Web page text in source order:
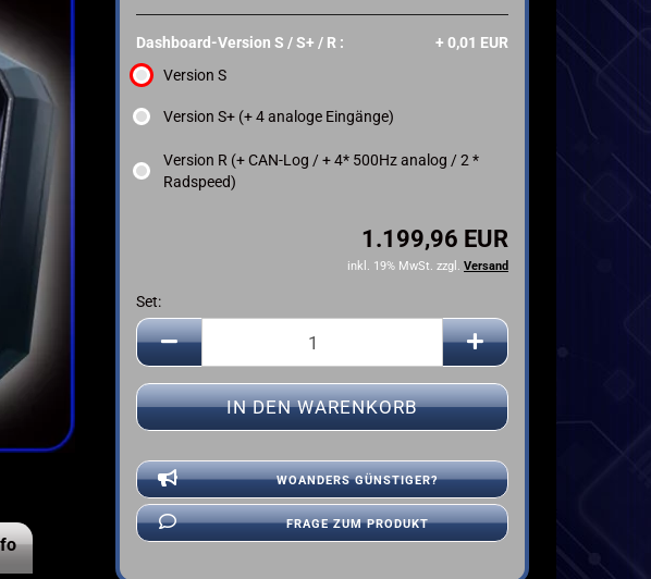
TRIUMPH
Dashboard-Version S / S+ / R :
+ 0,01 EUR
Version S
Version S+ (+ 4 analoge Eingänge)
Version R (+ CAN-Log / + 4* 500Hz analog / 2 *
Radspeed)
1.199,96 EUR
inkl. 19% MwSt. zzgl. Versand
Set:
Set
WOANDERS GÜNSTIGER?
FRAGE ZUM PRODUKT